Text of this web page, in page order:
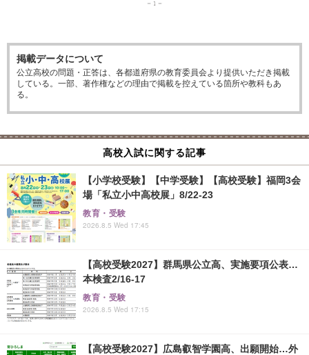
掲載データについて
公立高校の問題・正答は、各都道府県の教育委員会より提供いただき掲載
している。一部、著作権などの理由で掲載を控えている箇所や教科もあ
る。
高校入試に関する記事
【小学校受験】【中学受験】【高校受験】福岡3会
場「私立小中高校展」8/22-23
教育・受験
2026.8.5 Wed 17:45
【高校受験2027】群馬県公立高、実施要項公表…
本検査2/16-17
教育・受験
2026.8.5 Wed 17:15
【高校受験2027】広島叡智学園高、出願開始…外